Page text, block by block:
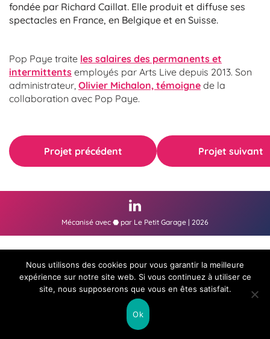
fondée par Richard Caillat. Elle produit et diffuse ses
spectacles en France, en Belgique et en Suisse.
Pop Paye traite les salaires des permanents et
intermittents employés par Arts Live depuis 2013. Son
administrateur, Olivier Michalon, témoigne de la
collaboration avec Pop Paye.
Projet précédent Projet suivant
Mécanisé avec ⬣ par Le Petit Garage | 2026
Nous utilisons des cookies pour vous garantir la meilleure
expérience sur notre site web. Si vous continuez à utiliser ce
site, nous supposerons que vous en êtes satisfait.
Ok